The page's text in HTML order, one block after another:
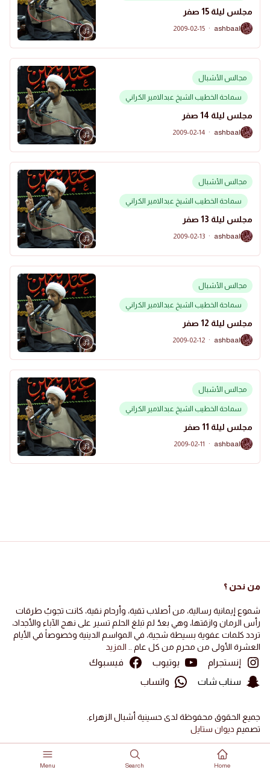
Home
Search
Menu
مجلس ليلة 15 صفر
A
ashbaal
·
2009-02-15
مجالس الأشبال
سماحة الخطيب الشيخ عبدالامير الكراني
مجلس ليلة 14 صفر
A
ashbaal
·
2009-02-14
مجالس الأشبال
سماحة الخطيب الشيخ عبدالامير الكراني
مجلس ليلة 13 صفر
A
ashbaal
·
2009-02-13
مجالس الأشبال
سماحة الخطيب الشيخ عبدالامير الكراني
مجلس ليلة 12 صفر
A
ashbaal
·
2009-02-12
مجالس الأشبال
سماحة الخطيب الشيخ عبدالامير الكراني
مجلس ليلة 11 صفر
A
ashbaal
·
2009-02-11
من نحن ؟
شموع إيمانية رسالية، من أصلاب تقية، وأرحام نقية، كانت تجوبُ طرقات
رأس الرمان وازقتها، وهي بعدُ لم تبلغ الحلم تسير على نهج الآباء والأجداد،
تردد كلمات عفوية بسيطة شجية، في المواسم الدينية وخصوصاً في الأيام
العشرة الأولى من محرم من كل عام .. المزيد
إنستجرام يوتيوب
فيسبوك
سناب شات
واتساب
جميع الحقوق محفوظة لدى حسينية أشبال الزهراء.
تصميم ديوان ستايل